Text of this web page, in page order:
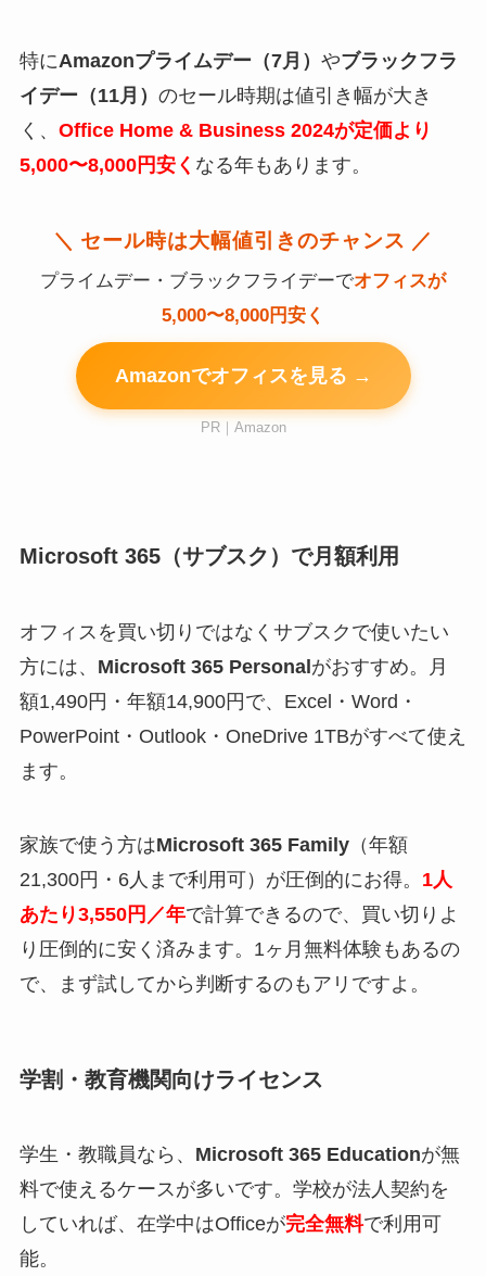
特にAmazonプライムデー（7月） やブラックフラ
イデー（11月） のセール時期は値引き幅が大き
く、 Office Home & Business 2024が定価より
5,000〜8,000円安く なる年もあります。
＼ セール時は大幅値引きのチャンス ／
プライムデー・ブラックフライデーでオフィスが
5,000〜8,000円安く
Amazonでオフィスを見る →
PR｜Amazon
Microsoft 365（サブスク）で月額利用
オフィスを買い切りではなくサブスクで使いたい
方には、 Microsoft 365 Personalがおすすめ。月
額1,490円・年額14,900円で、Excel・Word・
PowerPoint・Outlook・OneDrive 1TBがすべて使え
ます。
家族で使う方はMicrosoft 365 Family（年額
21,300円・6人まで利用可）が圧倒的にお得。 1人
あたり3,550円／年で計算できるので、買い切りよ
り圧倒的に安く済みます。1ヶ月無料体験もあるの
で、まず試してから判断するのもアリですよ。
学割・教育機関向けライセンス
学生・教職員なら、 Microsoft 365 Educationが無
料で使えるケースが多いです。学校が法人契約を
していれば、在学中はOfficeが完全無料で利用可
能。